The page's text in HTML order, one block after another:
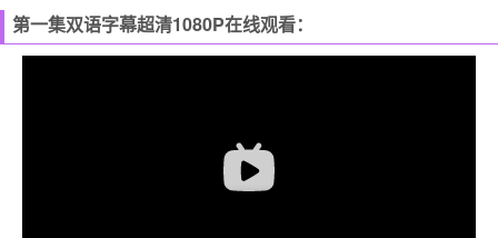
第一集双语字幕超清1080P在线观看：